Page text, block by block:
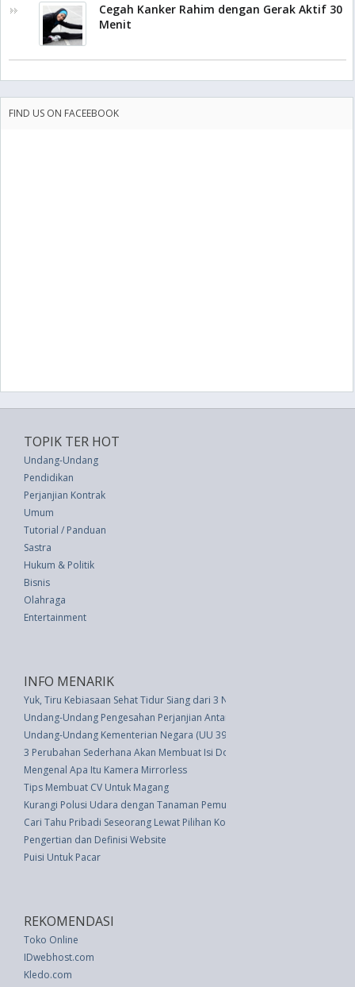
Cegah Kanker Rahim dengan Gerak Aktif 30
Menit
FIND US ON FACEEBOOK
TOPIK TER HOT
Undang-Undang
Pendidikan
Perjanjian Kontrak
Umum
Tutorial / Panduan
Sastra
Hukum & Politik
Bisnis
Olahraga
Entertainment
INFO MENARIK
Yuk, Tiru Kebiasaan Sehat Tidur Siang dari 3 Negara Ini
Undang-Undang Pengesahan Perjanjian Antara Republik Indonesia Dan
Undang-Undang Kementerian Negara (UU 39 thn 2008)
3 Perubahan Sederhana Akan Membuat Isi Dompet dan Tas Anda Teratur
Mengenal Apa Itu Kamera Mirrorless
Tips Membuat CV Untuk Magang
Kurangi Polusi Udara dengan Tanaman Pemurni Udara
Cari Tahu Pribadi Seseorang Lewat Pilihan Kopi
Pengertian dan Definisi Website
Puisi Untuk Pacar
REKOMENDASI
Toko Online
IDwebhost.com
Kledo.com